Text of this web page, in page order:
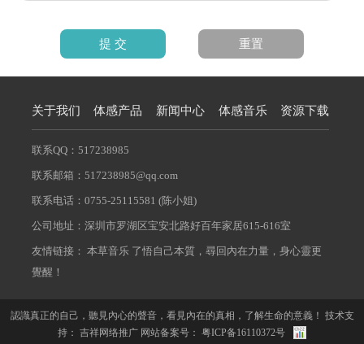
关于我们 体感产品 新闻中心 体感音乐 资源下载
联系QQ：517238985
联系邮箱：517238985@qq.com
联系电话：0755-25115581 (陈小姐)
公司地址：深圳市罗湖区宝安北路好百年家居615-616室
友情链接： 本草音乐 了悟自己本質，尋回內在力量，身心靈更
覺醒！
認識真正的自己，聽見內心的聲音，看見內在的真相，了解生命的意義！ 技术支
持： 吉祥网络推广 网站备案号： 粤ICP备16110372号